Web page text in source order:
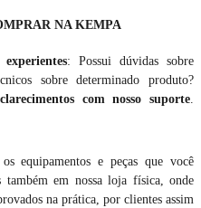
NA KEMPA
experientes: Possui dúvidas sobre
sobre determinado produto?
com nosso suporte
equipamentos e peças que você
também em nossa loja física, onde
na prática, por clientes assim